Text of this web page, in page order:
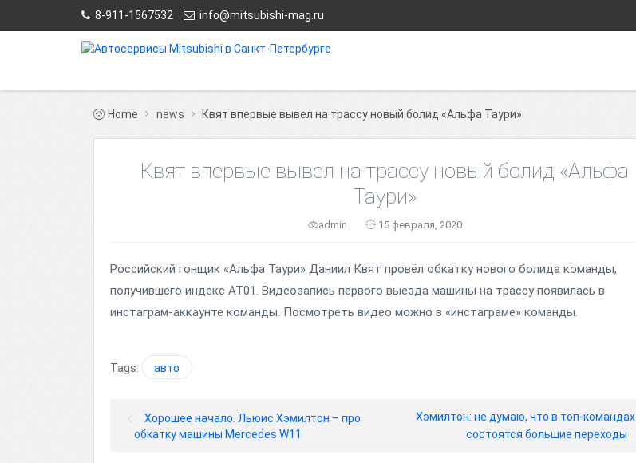
8-911-1567532 info@mitsubishi-mag.ru
Home news Квят впервые вывел на трассу новый болид «Альфа Таури»
Квят впервые вывел на трассу новый болид «Альфа
Таури»
admin 15 февраля, 2020
Российский гонщик «Альфа Таури» Даниил Квят провёл обкатку нового болида команды,
получившего индекс AT01. Видеозапись первого выезда машины на трассу появилась в
инстаграм-аккаунте команды. Посмотреть видео можно в «инстаграме» команды.
Tags: авто
Хорошее начало. Льюис Хэмилтон – про
обкатку машины Mercedes W11
Хэмилтон: не думаю, что в топ-командах
состоятся большие переходы